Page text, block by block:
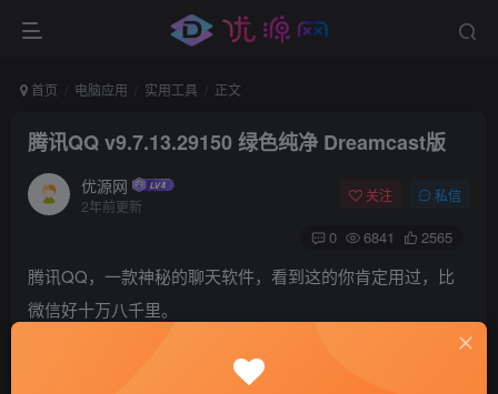
首页 电脑应用 实用工具 正文
腾讯QQ v9.7.13.29150 绿色纯净 Dreamcast版
优源网
2年前更新
关注 私信
0 6841 2565
腾讯QQ，一款神秘的聊天软件，看到这的你肯定用过，比
微信好十万八千里。
这个软件已经度过了20年，但很可惜，除了更臃肿的内容外
没有任何实质性的新功能，空间一天比一天衰败。